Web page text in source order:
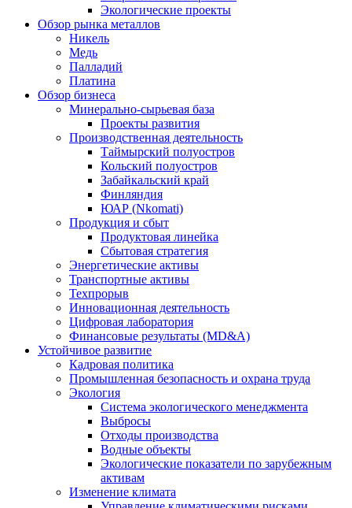
Экологические проекты
Обзор рынка металлов
Никель
Медь
Палладий
Платина
Обзор бизнеса
Минерально-сырьевая база
Проекты развития
Производственная деятельность
Таймырский полуостров
Кольский полуостров
Забайкальский край
Финляндия
ЮАР (Nkomati)
Продукция и сбыт
Продуктовая линейка
Сбытовая стратегия
Энергетические активы
Транспортные активы
Техпрорыв
Инновационная деятельность
Цифровая лаборатория
Финансовые результаты (MD&A)
Устойчивое развитие
Кадровая политика
Промышленная безопасность и охрана труда
Экология
Система экологического менеджмента
Выбросы
Отходы производства
Водные объекты
Экологические показатели по зарубежным
активам
Изменение климата